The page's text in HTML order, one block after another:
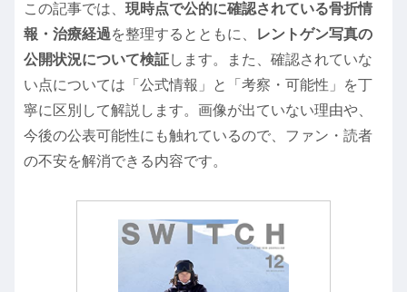
この記事では、 現時点で公的に確認されている骨折情
報・治療経過を整理するとともに、
レントゲン写真の
公開状況について検証します。また、確認されていな
い点については「公式情報」と「考察・可能性」を丁
寧に区別して解説します。画像が出ていない理由や、
今後の公表可能性にも触れているので、ファン・読者
の不安を解消できる内容です。